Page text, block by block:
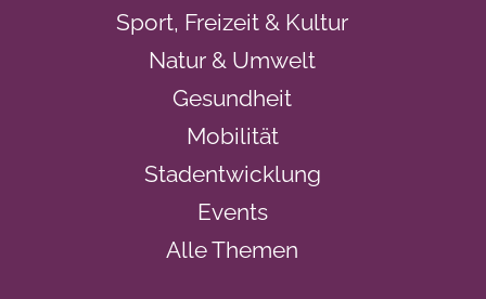
Sport, Freizeit & Kultur
Natur & Umwelt
Gesundheit
Mobilität
Stadentwicklung
Events
Alle Themen